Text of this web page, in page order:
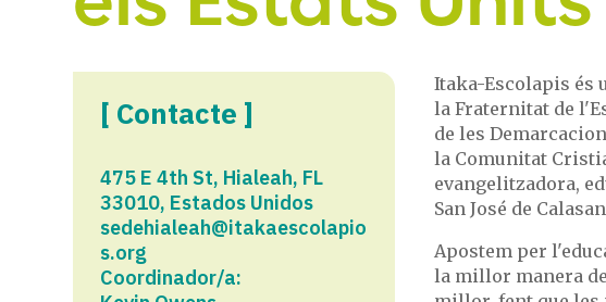
[ Contacte ]
475 E 4th St, Hialeah, FL
33010, Estados Unidos​
sedehialeah@itakaescolapio
s.org
Coordinador/a:
Itaka-Escolapis és
la Fraternitat de
de les
la Comunitat
evangelitzadora,
San José de
Apostem per
la millor manera